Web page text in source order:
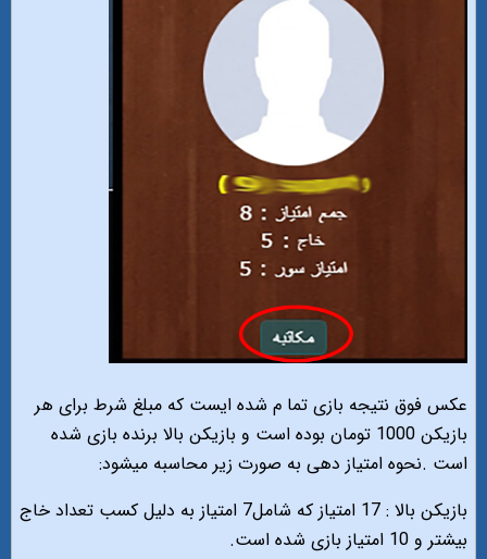
عکس فوق نتیجه بازی تما م شده ایست که مبلغ شرط برای هر
بازیکن 1000 تومان بوده است و بازیکن بالا برنده بازی شده
است .نحوه امتیاز دهی به صورت زیر محاسبه میشود:
بازیکن بالا : 17 امتیاز که شامل7 امتیاز به دلیل کسب تعداد خاج
بیشتر و 10 امتیاز بازی شده است.